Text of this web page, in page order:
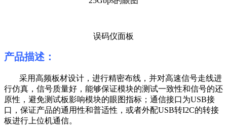
误码仪面板
产品描述：
采用高频板材设计，进行精密布线，并对高速信号走线进
行仿真，信号质量好，能够保证模块的测试一致性和信号的还
原性，避免测试板影响模块的眼图指标；通信接口为USB接
口，保证产品的通用性和普适性，或者外配USB转I2C的转接
板进行上位机通信。